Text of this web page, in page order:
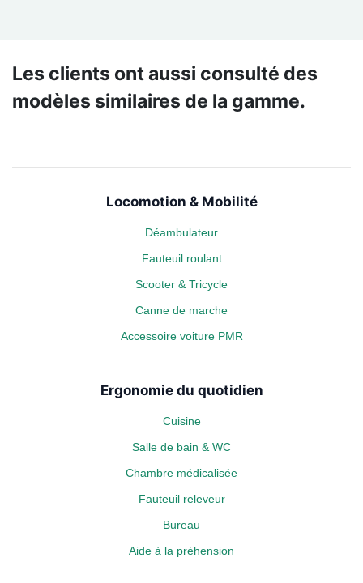
Les clients ont aussi consulté des
modèles similaires de la gamme.
Locomotion & Mobilité
Déambulateur
Fauteuil roulant
Scooter & Tricycle
Canne de marche
Accessoire voiture PMR
Ergonomie du quotidien
Cuisine
Salle de bain & WC
Chambre médicalisée
Fauteuil releveur
Bureau
Aide à la préhension